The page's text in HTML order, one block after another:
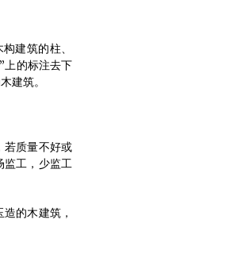
建筑的柱、
上的标注去下
建筑。
质量不好或
监工，少监工
的木建筑，